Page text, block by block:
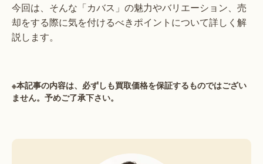
今回は、そんな「カバス」の魅力やバリエーション、売
却をする際に気を付けるべきポイントについて詳しく解
説します。
※本記事の内容は、必ずしも買取価格を保証するものではござい
ません。予めご了承下さい。